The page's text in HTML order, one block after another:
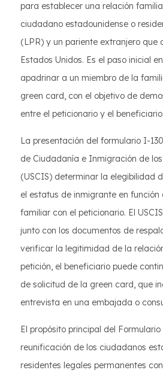
para establecer una relación
ciudadano estadounidense o
(LPR) y un pariente extranjero que
Estados Unidos. Es el paso inicial
apadrinar a un miembro de la
green card, con el objetivo de
entre el peticionario y el beneficiario.
La presentación del formulario I-
de Ciudadanía e Inmigración de
(USCIS) determinar la elegibilidad
el estatus de inmigrante en función
familiar con el peticionario. El
junto con los documentos de
verificar la legitimidad de la
petición, el beneficiario puede
de solicitud de la green card, que
entrevista en una embajada o
El propósito principal del
reunificación de los ciudadanos
residentes legales permanentes